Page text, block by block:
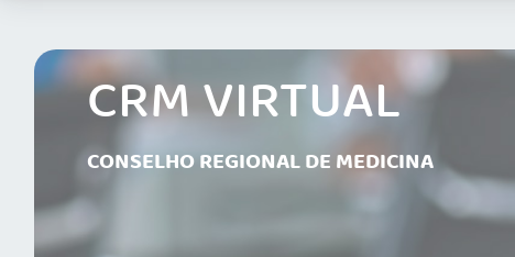
CRM VIRTUAL
CONSELHO REGIONAL DE MEDICINA